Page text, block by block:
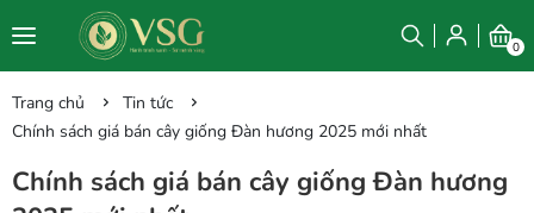
0
Trang chủ
Tin tức
Chính sách giá bán cây giống Đàn hương 2025 mới nhất
Chính sách giá bán cây giống Đàn hương